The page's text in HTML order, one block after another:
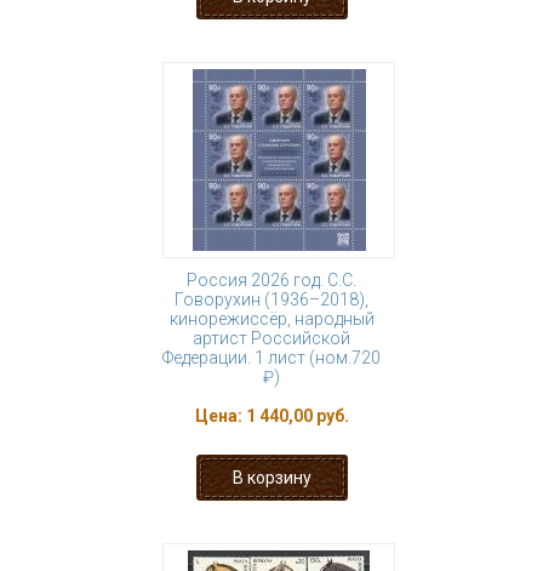
Россия 2026 год. С.С.
Говорухин (1936–2018),
кинорежиссёр, народный
артист Российской
Федерации. 1 лист (ном.720
₽)
Цена: 1 440,00 руб.